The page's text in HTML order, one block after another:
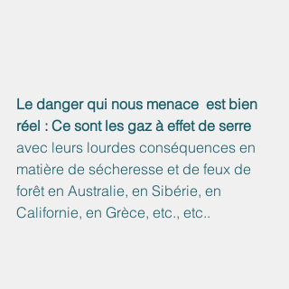
Le danger qui nous menace  est bien
réel : Ce sont les gaz à effet de serre
avec leurs lourdes conséquences en
matière de sécheresse et de feux de
forêt en Australie, en Sibérie, en
Californie, en Grèce, etc., etc..